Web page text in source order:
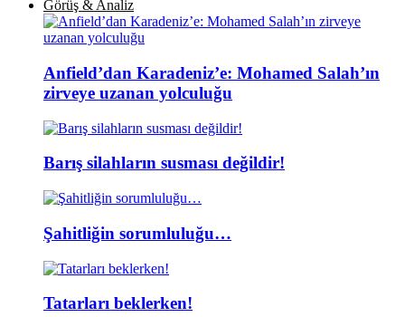
Görüş & Analiz
Anfield’dan Karadeniz’e: Mohamed Salah’ın
zirveye uzanan yolculuğu
Barış silahların susması değildir!
Şahitliğin sorumluluğu…
Tatarları beklerken!